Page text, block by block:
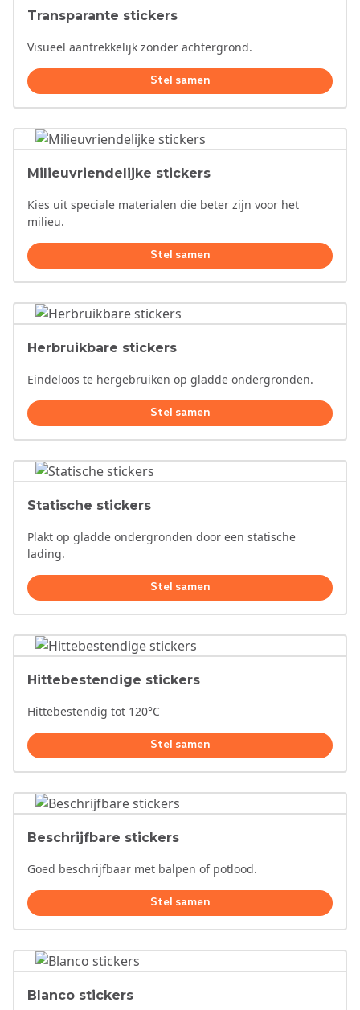
Transparante stickers
Visueel aantrekkelijk zonder achtergrond.
Stel samen
Milieuvriendelijke stickers
Kies uit speciale materialen die beter zijn voor het
milieu.
Stel samen
Herbruikbare stickers
Eindeloos te hergebruiken op gladde ondergronden.
Stel samen
Statische stickers
Plakt op gladde ondergronden door een statische
lading.
Stel samen
Hittebestendige stickers
Hittebestendig tot 120°C
Stel samen
Beschrijfbare stickers
Goed beschrijfbaar met balpen of potlood.
Stel samen
Blanco stickers